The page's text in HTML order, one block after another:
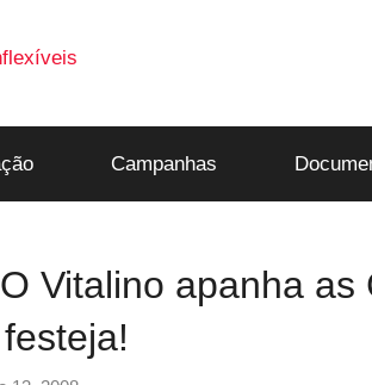
Campanhas
Vitalino apanha